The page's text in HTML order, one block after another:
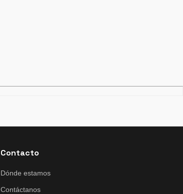
Contacto
Dónde estamos
Contáctanos